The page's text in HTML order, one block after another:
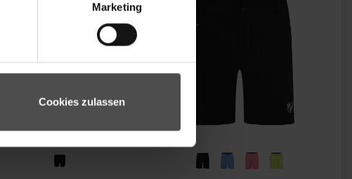
Marketing
Cookies zulassen